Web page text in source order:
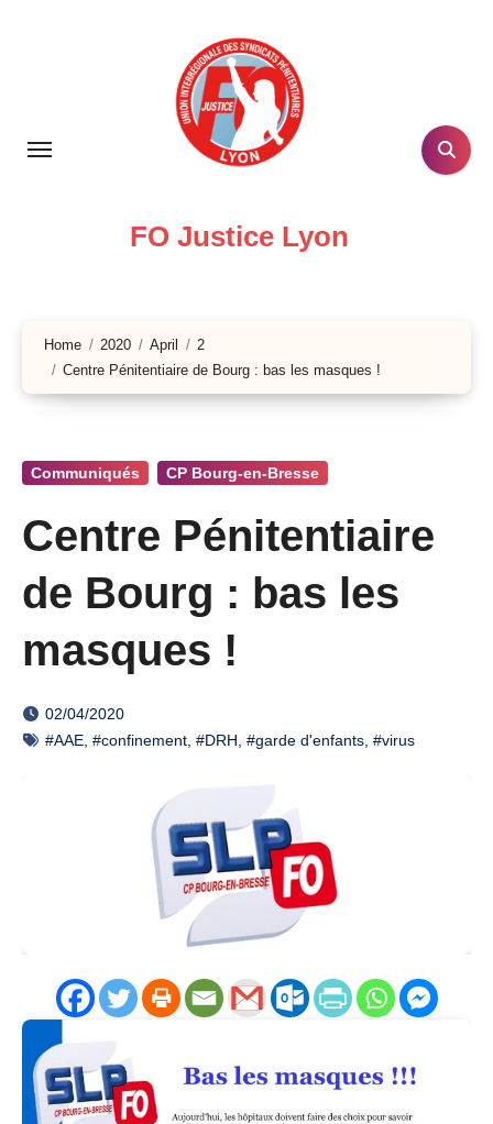
FO Justice Lyon
Home 2020 April
2
Centre Pénitentiaire de Bourg : bas les masques !
Communiqués CP Bourg-en-Bresse
Centre Pénitentiaire
de Bourg : bas les
masques !
02/04/2020
#AAE #confinement #DRH #garde d'enfants #virus